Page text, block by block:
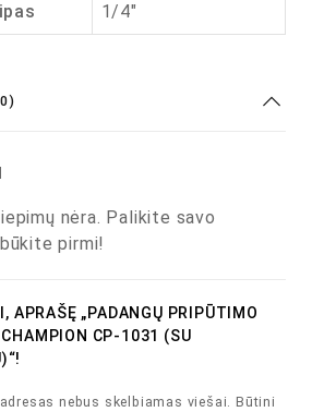
1/4″
nėra. Palikite savo
pirmi!
APRAŠĘ „PADANGŲ PRIPŪTIMO
CP-1031 (SU
nebus skelbiamas viešai. Būtini